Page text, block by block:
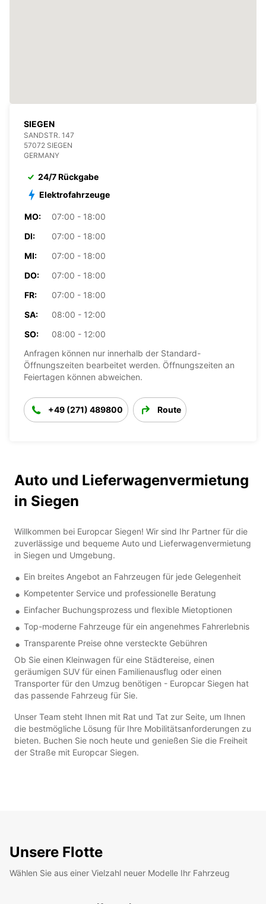
SIEGEN
SANDSTR. 147
57072 SIEGEN
GERMANY
24/7 Rückgabe
Elektrofahrzeuge
MO:
07:00 - 18:00
DI:
07:00 - 18:00
MI:
07:00 - 18:00
DO:
07:00 - 18:00
FR:
07:00 - 18:00
SA:
08:00 - 12:00
SO:
08:00 - 12:00
Anfragen können nur innerhalb der Standard-
Öffnungszeiten bearbeitet werden. Öffnungszeiten an
Feiertagen können abweichen.
+49 (271) 489800 Route
Auto und Lieferwagenvermietung
in Siegen
Willkommen bei Europcar Siegen! Wir sind Ihr Partner für die
zuverlässige und bequeme Auto und Lieferwagenvermietung
in Siegen und Umgebung.
Ein breites Angebot an Fahrzeugen für jede Gelegenheit
Kompetenter Service und professionelle Beratung
Einfacher Buchungsprozess und flexible Mietoptionen
Top-moderne Fahrzeuge für ein angenehmes Fahrerlebnis
Transparente Preise ohne versteckte Gebühren
Ob Sie einen Kleinwagen für eine Städtereise, einen
geräumigen SUV für einen Familienausflug oder einen
Transporter für den Umzug benötigen - Europcar Siegen hat
das passende Fahrzeug für Sie.
Unser Team steht Ihnen mit Rat und Tat zur Seite, um Ihnen
die bestmögliche Lösung für Ihre Mobilitätsanforderungen zu
bieten. Buchen Sie noch heute und genießen Sie die Freiheit
der Straße mit Europcar Siegen.
Unsere Flotte
Wählen Sie aus einer Vielzahl neuer Modelle Ihr Fahrzeug